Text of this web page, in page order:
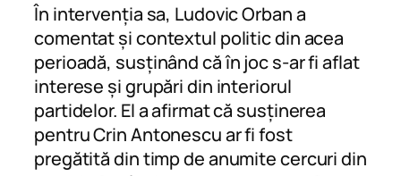
În intervenția sa, Ludovic Orban a
comentat și contextul politic din acea
perioadă, susținând că în joc s-ar fi aflat
interese și grupări din interiorul
partidelor. El a afirmat că susținerea
pentru Crin Antonescu ar fi fost
pregătită din timp de anumite cercuri din